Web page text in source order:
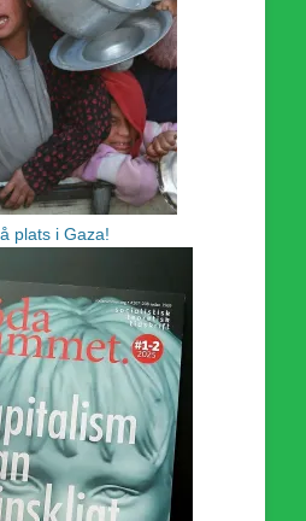
plats i Gaza!